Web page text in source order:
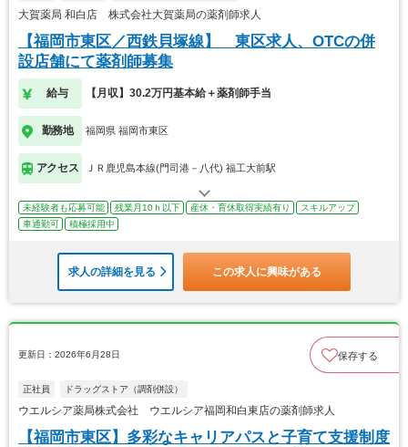
大賀薬局 和白店 株式会社大賀薬局の薬剤師求人
【福岡市東区／西鉄貝塚線】 東区求人、OTCの併
設店舗にて薬剤師募集
給与 【月収】30.2万円基本給＋薬剤師手当
勤務地 福岡県 福岡市東区
アクセス ＪＲ鹿児島本線(門司港－八代) 福工大前駅
未経験者も応募可能 残業月10ｈ以下 産休・育休取得実績有り
スキルアップ
車通勤可
積極採用中
求人の詳細を見る この求人に興味がある
更新日：2026年6月28日 保存する
正社員 ドラッグストア（調剤併設）
ウエルシア薬局株式会社 ウエルシア福岡和白東店の薬剤師求人
【福岡市東区】多彩なキャリアパスと子育て支援制度